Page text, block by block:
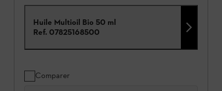
Huile Multioil Bio 50 ml
Ref. 07825168500
Comparer